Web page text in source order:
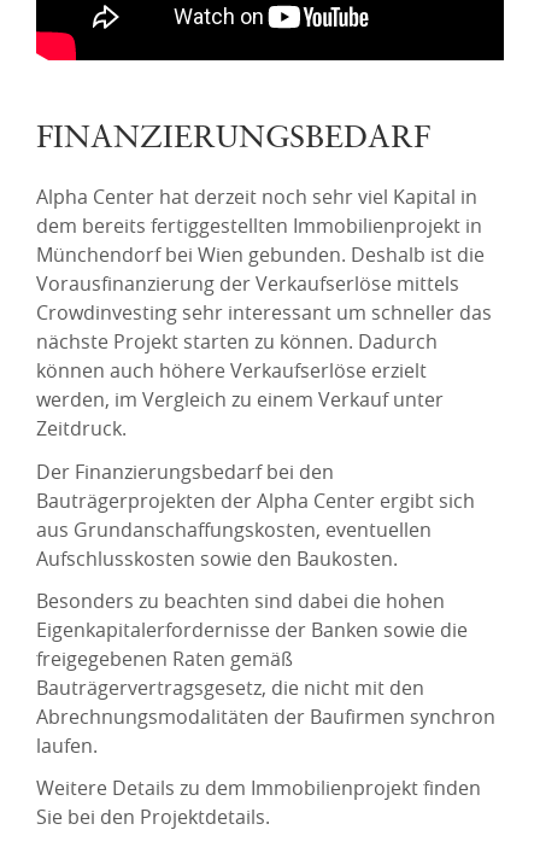
FINANZIERUNGSBEDARF
Alpha Center hat derzeit noch sehr viel Kapital in
dem bereits fertiggestellten Immobilienprojekt in
Münchendorf bei Wien gebunden. Deshalb ist die
Vorausfinanzierung der Verkaufserlöse mittels
Crowdinvesting sehr interessant um schneller das
nächste Projekt starten zu können. Dadurch
können auch höhere Verkaufserlöse erzielt
werden, im Vergleich zu einem Verkauf unter
Zeitdruck.
Der Finanzierungsbedarf bei den
Bauträgerprojekten der Alpha Center ergibt sich
aus Grundanschaffungskosten, eventuellen
Aufschlusskosten sowie den Baukosten.
Besonders zu beachten sind dabei die hohen
Eigenkapitalerfordernisse der Banken sowie die
freigegebenen Raten gemäß
Bauträgervertragsgesetz, die nicht mit den
Abrechnungsmodalitäten der Baufirmen synchron
laufen.
Weitere Details zu dem Immobilienprojekt finden
Sie bei den Projektdetails.